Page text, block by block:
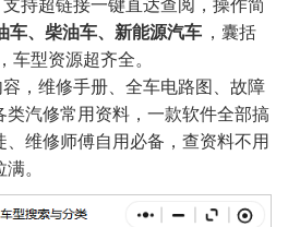
持超链接一键直达查阅，操作简
车、柴油车、新能源汽车 ，囊括
车型资源超齐全。
，维修手册、全车电路图、故障
类汽修常用资料，一款软件全部搞
维修师傅自用必备，查资料不用
满。